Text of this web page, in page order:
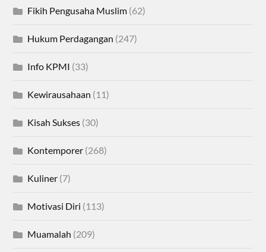
Fikih Pengusaha Muslim (62)
Hukum Perdagangan (247)
Info KPMI (33)
Kewirausahaan (11)
Kisah Sukses (30)
Kontemporer (268)
Kuliner (7)
Motivasi Diri (113)
Muamalah (209)